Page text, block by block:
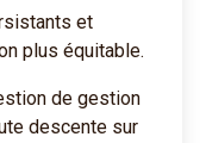
et
plus équitable.
de gestion
descente sur